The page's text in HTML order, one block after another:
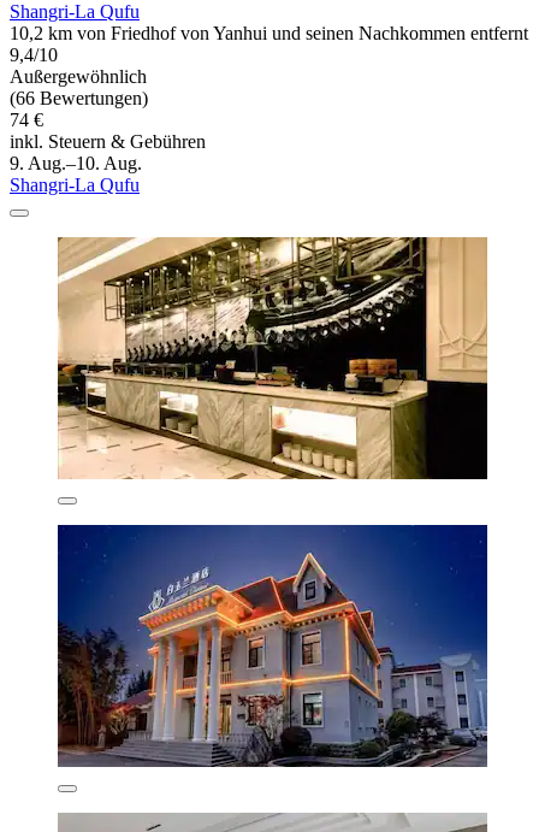
Shangri-La Qufu
10,2 km von Friedhof von Yanhui und seinen Nachkommen entfernt
9,4/10
Außergewöhnlich
(66 Bewertungen)
74 €
inkl. Steuern & Gebühren
9. Aug.–10. Aug.
Shangri-La Qufu